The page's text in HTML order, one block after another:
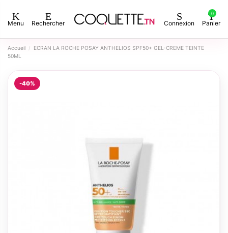
Menu Rechercher Connexion
0
Panier
Accueil
ECRAN LA ROCHE POSAY ANTHELIOS SPF50+ GEL-CREME TEINTE
50ML
-40%